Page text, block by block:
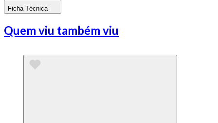
Ficha Técnica
Quem viu também viu